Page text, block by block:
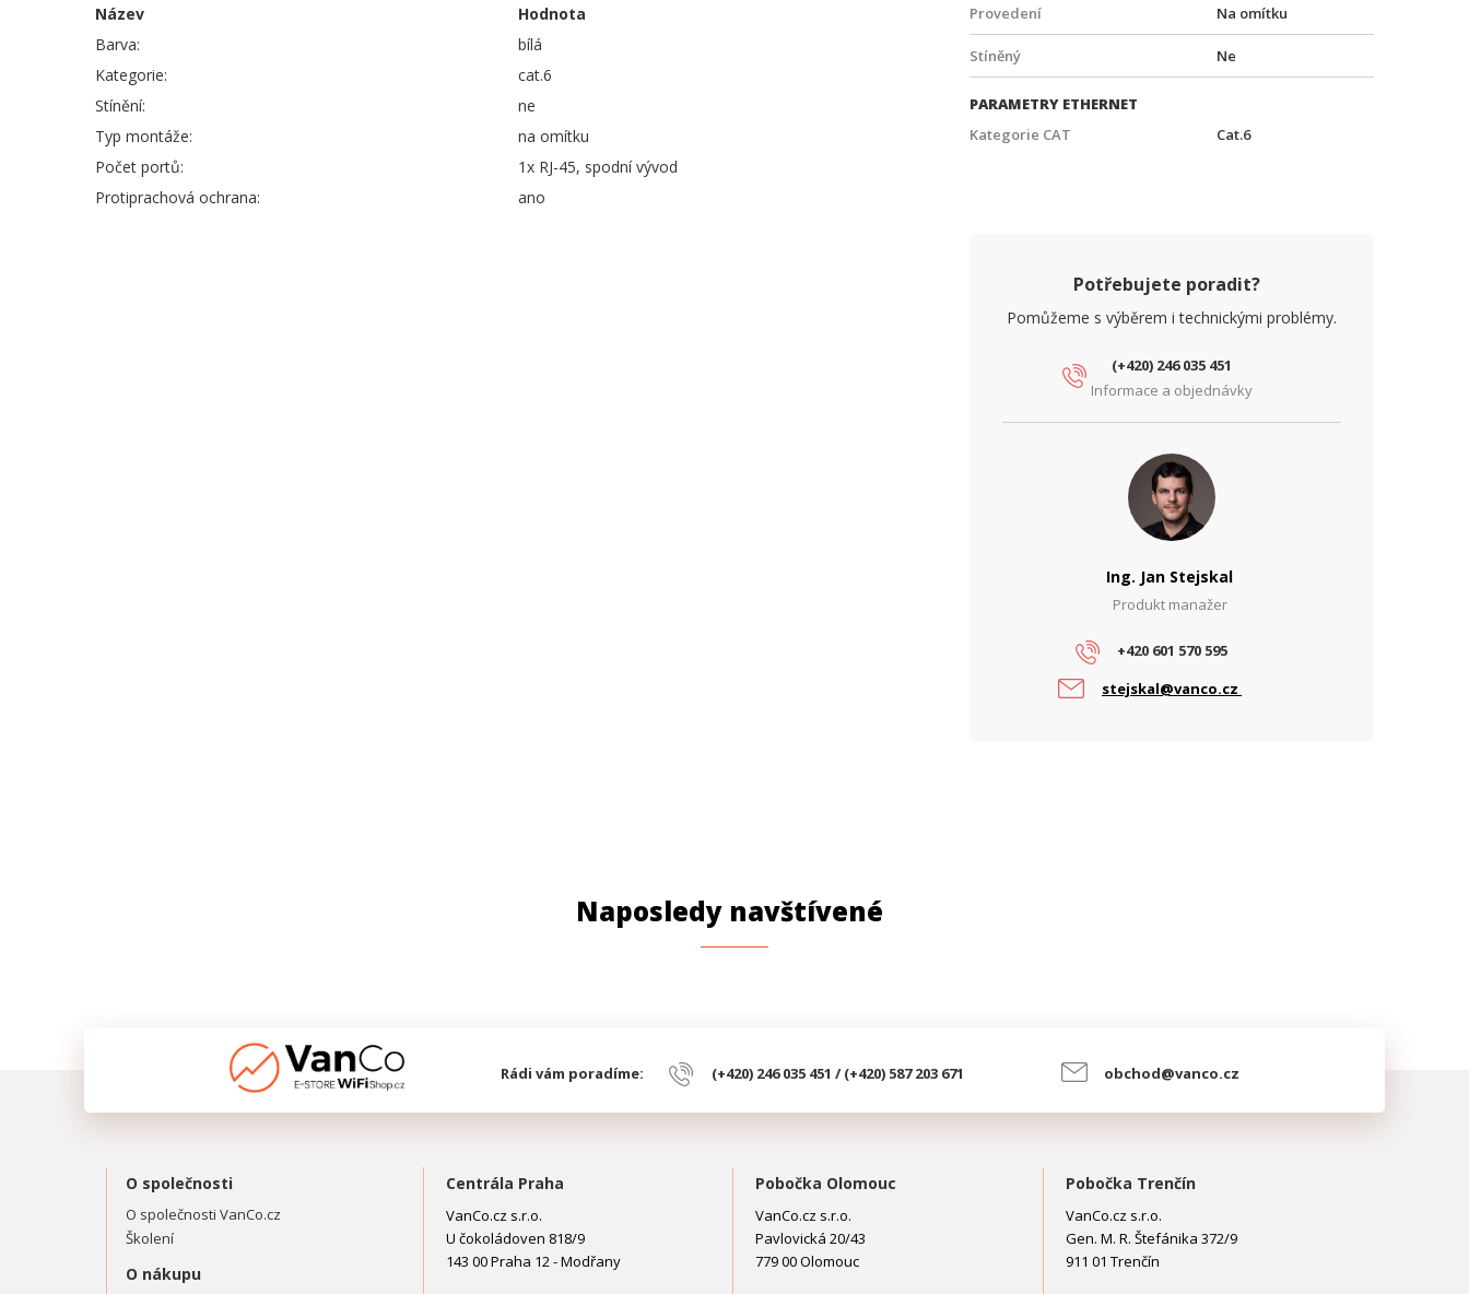
Název
Hodnota
Barva:
bílá
Kategorie:
cat.6
Stínění:
ne
Typ montáže:
na omítku
Počet portů:
1x RJ-45, spodní vývod
Protiprachová ochrana:
ano
Provedení Na omítku
Stíněný Ne
PARAMETRY ETHERNET
Kategorie CAT
Cat.6
Potřebujete poradit?
Pomůžeme s výběrem i technickými problémy.
(+420) 246 035 451
Informace a objednávky
Ing. Jan Stejskal
Produkt manažer
+420 601 570 595
stejskal@vanco.cz
Naposledy navštívené
Rádi vám poradíme: (+420) 246 035 451 / (+420) 587 203 671 obchod@vanco.cz
O společnosti
O společnosti VanCo.cz
Školení
O nákupu
Centrála Praha
VanCo.cz s.r.o.
U čokoládoven 818/9
143 00 Praha 12 - Modřany
Pobočka Olomouc
VanCo.cz s.r.o.
Pavlovická 20/43
779 00 Olomouc
Pobočka Trenčín
VanCo.cz s.r.o.
Gen. M. R. Štefánika 372/9
911 01 Trenčín